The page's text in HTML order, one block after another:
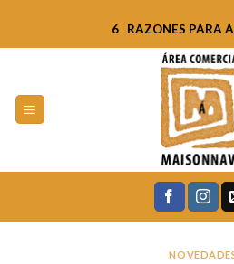
6 RAZONES PARA